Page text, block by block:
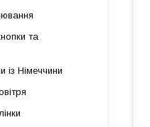
та
із Німеччини